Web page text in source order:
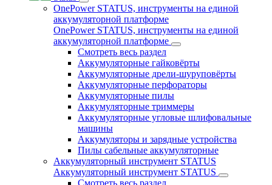
OnePower STATUS, инструменты на единой
аккумуляторной платформе
OnePower STATUS, инструменты на единой
аккумуляторной платформе
Смотреть весь раздел
Аккумуляторные гайковёрты
Аккумуляторные дрели-шуруповёрты
Аккумуляторные перфораторы
Аккумуляторные пилы
Аккумуляторные триммеры
Аккумуляторные угловые шлифовальные
машины
Аккумуляторы и зарядные устройства
Пилы сабельные аккумуляторные
Аккумуляторный инструмент STATUS
Аккумуляторный инструмент STATUS
Смотреть весь раздел